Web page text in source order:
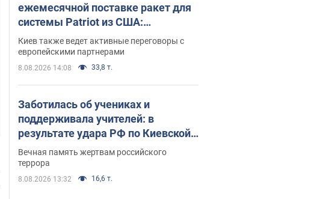
ежемесячной поставке ракет для
системы Patriot из США:
Зеленский раскрыл подробности
Киев также ведет активные переговоры с
европейскими партнерами
8.08.2026 14:08 33,8 т.
Заботилась об учениках и
поддерживала учителей: в
результате удара РФ по Киевской
области погибли директор
киевского лицея, её муж и внук
Вечная память жертвам российского
террора
8.08.2026 13:32 16,6 т.